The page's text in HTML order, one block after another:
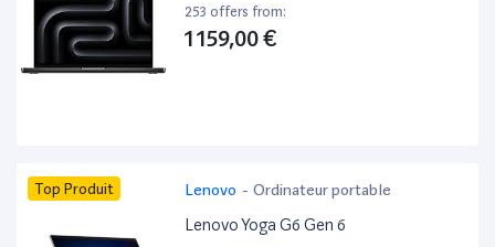
253 offers from:
1 159,00 €
Top Produit Lenovo - Ordinateur portable
Lenovo Yoga G6 Gen 6